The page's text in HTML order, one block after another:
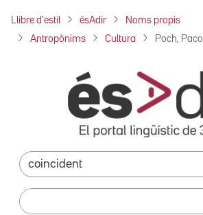
Llibre d'estil ésAdir Noms propis
Antropònims Cultura Poch, Paco